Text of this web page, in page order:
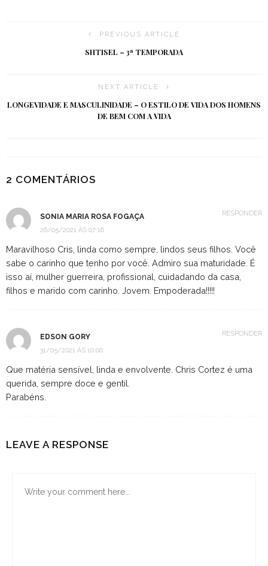
PREVIOUS ARTICLE
SHTISEL – 3ª TEMPORADA
NEXT ARTICLE
LONGEVIDADE E MASCULINIDADE – O ESTILO DE VIDA DOS HOMENS
DE BEM COM A VIDA
2 COMENTÁRIOS
SONIA MARIA ROSA FOGAÇA
26/05/2021 ÀS 07:16
Maravilhoso Cris, linda como sempre, lindos seus filhos. Você
sabe o carinho que tenho por você. Admiro sua maturidade. É
isso aí, mulher guerreira, profissional, cuidadando da casa,
filhos e marido com carinho. Jovem. Empoderada!!!!!
RESPONDER
EDSON GORY
31/05/2021 ÀS 10:00
Que matéria sensível, linda e envolvente. Chris Cortez é uma
querida, sempre doce e gentil.
Parabéns.
RESPONDER
LEAVE A RESPONSE